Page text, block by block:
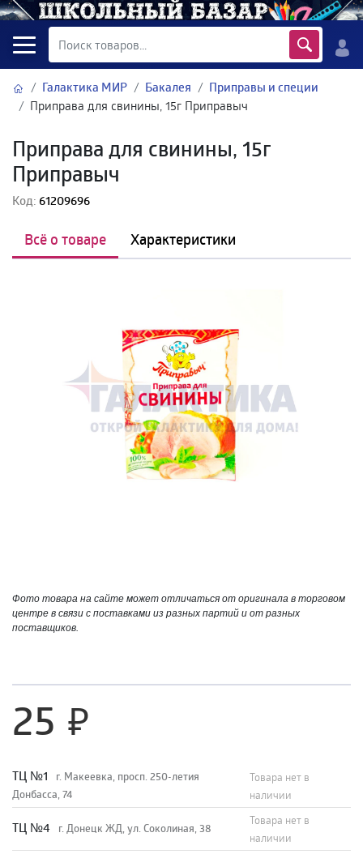
Галактика МИР Бакалея Приправы и специи
Приправа для свинины, 15г Приправыч
Приправа для свинины, 15г
Приправыч
Код: 61209696
Всё о товаре Характеристики
Фото товара на сайте может отличаться от оригинала в торговом
центре в связи с поставками из разных партий и от разных
поставщиков.
25
TЦ №1
г. Макеевка, просп. 250-летия
Донбасса, 74
Товара нет в
наличии
TЦ №4 г. Донецк ЖД, ул. Соколиная, 38
Товара нет в
наличии